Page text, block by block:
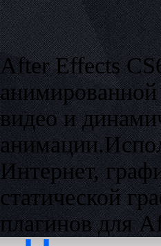
After Effects
видео и
Интернет,
статической
плагинов для